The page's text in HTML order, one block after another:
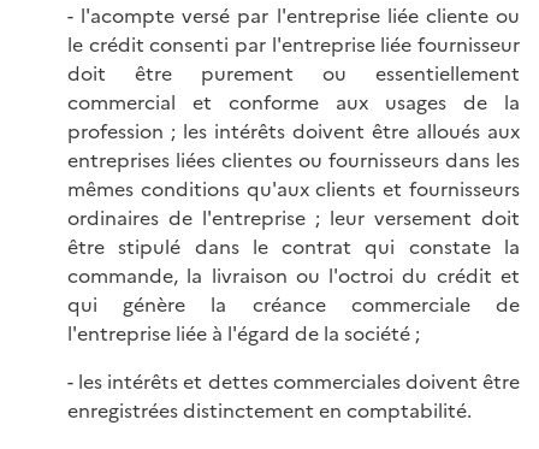
- l'acompte versé par l'entreprise liée cliente ou
le crédit consenti par l'entreprise liée fournisseur
doit être purement ou essentiellement
commercial et conforme aux usages de la
profession ; les intérêts doivent être alloués aux
entreprises liées clientes ou fournisseurs dans les
mêmes conditions qu'aux clients et fournisseurs
ordinaires de l'entreprise ; leur versement doit
être stipulé dans le contrat qui constate la
commande, la livraison ou l'octroi du crédit et
qui génère la créance commerciale de
l'entreprise liée à l'égard de la société ;
- les intérêts et dettes commerciales doivent être
enregistrées distinctement en comptabilité.